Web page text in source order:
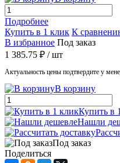
Подробнее
Купить в 1 клик К
В избранное Под заказ
1 385.75 ₽ / шт
Актуальность цены подтвердите у
В корзину
Купить в
Нашли
Под заказ
Поделиться